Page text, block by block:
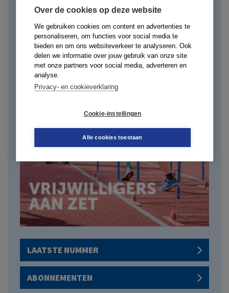
Over de cookies op deze website
We gebruiken cookies om content en advertenties te
personaliseren, om functies voor social media te
bieden en om ons websiteverkeer te analyseren. Ook
delen we informatie over jouw gebruik van onze site
met onze partners voor social media, adverteren en
analyse.
Privacy- en cookieverklaring
Cookie-instellingen
Alle cookies toestaan
LAATSTE NUMMER
ABONNEMENTEN